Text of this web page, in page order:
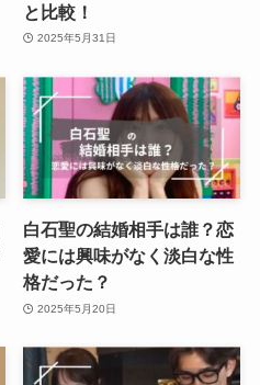
と比較！
2025年5月31日
白石聖の結婚相手は誰？恋
愛には興味がなく淡白な性
格だった？
2025年5月20日